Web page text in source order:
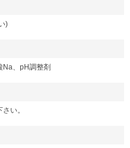
)
Na、pH調整剤
い。